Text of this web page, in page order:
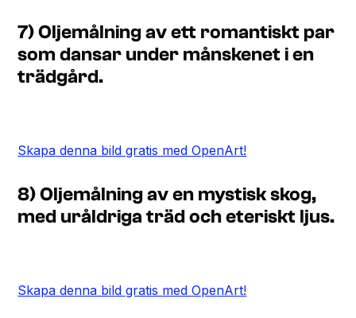
7) Oljemålning av ett romantiskt par
som dansar under månskenet i en
trädgård.
Skapa denna bild gratis med OpenArt!
8) Oljemålning av en mystisk skog,
med uråldriga träd och eteriskt ljus.
Skapa denna bild gratis med OpenArt!